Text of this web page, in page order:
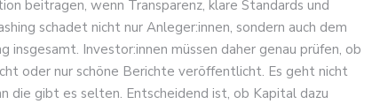
beitragen, wenn Transparenz, klare Standards und
schadet nicht nur Anleger:innen, sondern auch dem
insgesamt. Investor:innen müssen daher genau prüfen, ob
oder nur schöne Berichte veröffentlicht. Es geht nicht
die gibt es selten. Entscheidend ist, ob Kapital dazu